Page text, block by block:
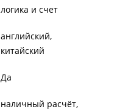
логика и счет
английский
китайский
Да
наличный расчёт